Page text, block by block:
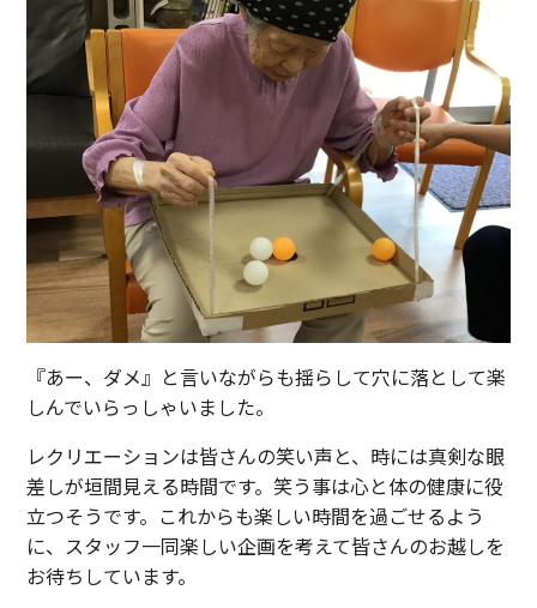
『あー、ダメ』と言いながらも揺らして穴に落として楽
しんでいらっしゃいました。
レクリエーションは皆さんの笑い声と、時には真剣な眼
差しが垣間見える時間です。笑う事は心と体の健康に役
立つそうです。これからも楽しい時間を過ごせるよう
に、スタッフ一同楽しい企画を考えて皆さんのお越しを
お待ちしています。